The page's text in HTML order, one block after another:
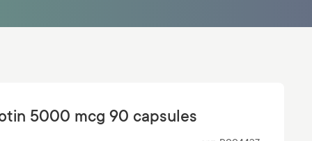
5000 mcg 90 capsules